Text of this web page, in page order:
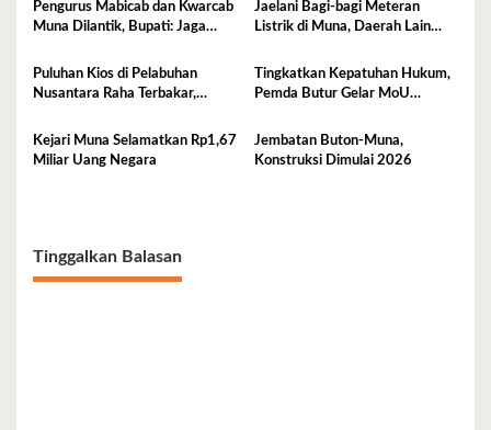
Pengurus Mabicab dan Kwarcab
Muna Dilantik, Bupati: Jaga
Jaelani Bagi-bagi Meteran
Listrik di Muna, Daerah Lain
Puluhan Kios di Pelabuhan
Nusantara Raha Terbakar,
Tingkatkan Kepatuhan Hukum,
Pemda Butur Gelar MoU
Kejari Muna Selamatkan Rp1,67
Miliar Uang Negara
Jembatan Buton-Muna,
Konstruksi Dimulai 2026
Tinggalkan Balasan